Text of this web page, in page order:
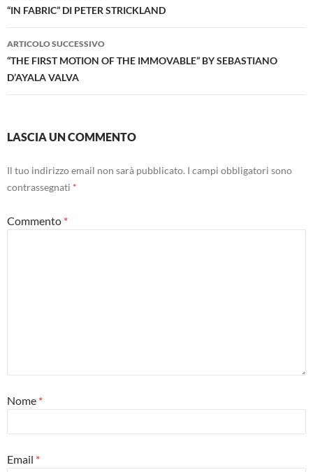
articolo
“IN FABRIC” DI PETER STRICKLAND
ARTICOLO SUCCESSIVO
“THE FIRST MOTION OF THE IMMOVABLE” BY SEBASTIANO
D’AYALA VALVA
LASCIA UN COMMENTO
Il tuo indirizzo email non sarà pubblicato. I campi obbligatori sono
contrassegnati *
Commento *
Nome *
Email *